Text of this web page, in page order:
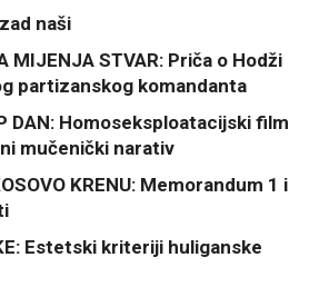
naši
MIJENJA STVAR: Priča o Hodži
partizanskog komandanta
DAN: Homoseksploatacijski film
mučenički narativ
KRENU: Memorandum 1 i
Estetski kriteriji huliganske